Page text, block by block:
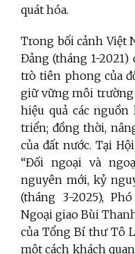
quát hóa.
Trong bối cảnh Việt
Đảng (tháng 1-2021)
trò tiên phong của
giữ vững môi
hiệu quả các
triển; đồng thời,
của đất nước. Tại
“Đối ngoại và
nguyên mới, kỷ
(tháng 3-2025),
Ngoại giao Bùi
của Tổng Bí thư Tô
một cách khách